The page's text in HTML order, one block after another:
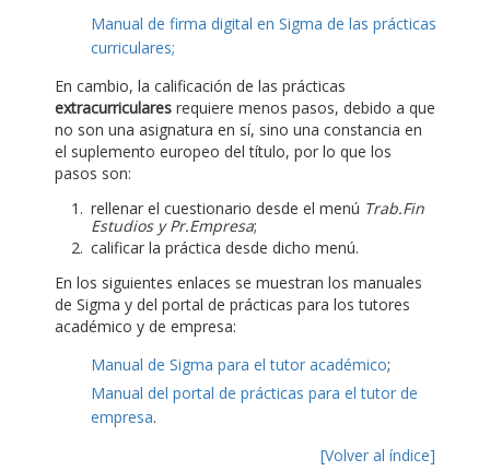
Manual de firma digital en Sigma de las prácticas
curriculares;
En cambio, la calificación de las prácticas
extracurriculares requiere menos pasos, debido a que
no son una asignatura en sí, sino una constancia en
el suplemento europeo del título, por lo que los
pasos son:
rellenar el cuestionario desde el menú Trab.Fin
Estudios y Pr.Empresa;
calificar la práctica desde dicho menú.
En los siguientes enlaces se muestran los manuales
de Sigma y del portal de prácticas para los tutores
académico y de empresa:
Manual de Sigma para el tutor académico;
Manual del portal de prácticas para el tutor de
empresa.
[Volver al índice]